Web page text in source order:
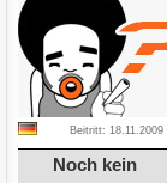
Beitritt: 18.11.2009
Noch kein